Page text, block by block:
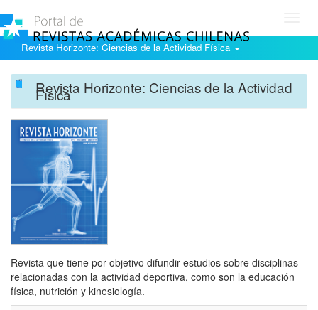
Revista Horizonte: Ciencias de la Actividad Física
Revista Horizonte: Ciencias de la Actividad
Física
Revista que tiene por objetivo difundir estudios sobre disciplinas
relacionadas con la actividad deportiva, como son la educación
física, nutrición y kinesiología.